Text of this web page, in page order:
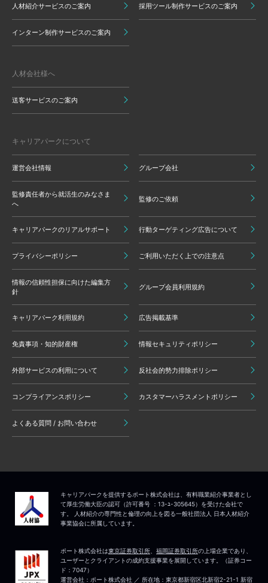
人材紹介サービスのご案内 採用ツール制作サービスのご案内
インターン制作サービスのご案内
人材会社様へ
送客サービスのご案内
キャリアパークについて
運営会社情報 グループ会社
監修責任者から就活生のみなさま
へ
監修のご依頼
キャリアパークのリアルサポート 行動ターゲティング広告について
プライバシーポリシー ご利用いただく上での注意点
情報の信頼性担保に向けた編集方
針
グループ会員利用規約
キャリアパーク利用規約 広告掲載基準
免責事項・知的財産権 情報セキュリティポリシー
外部サービスの利用について 反社会的勢力排除ポリシー
コンプライアンスポリシー カスタマーハラスメントポリシー
よくある質問 / お問い合わせ